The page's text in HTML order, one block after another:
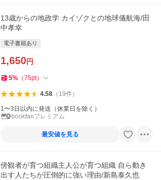
13歳からの地政学 カイゾクとの地球儀航海/田
中孝幸
電子書籍あり
1,650円
5% （75pt）
4.58（ 19件）
1〜3日以内に発送（休業日を除く）
bookfanプレミアム
最安値を見る
傍観者が育つ組織主人公が育つ組織 自ら動き
出す人たちが圧倒的に強い理由/新島泰久也